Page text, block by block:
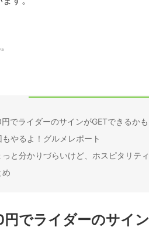
でライダーのサインがGETできるかも
もやるよ！グルメレポート
っと分かりづらいけど、ホスピタリテ
め
でライダーのサイ